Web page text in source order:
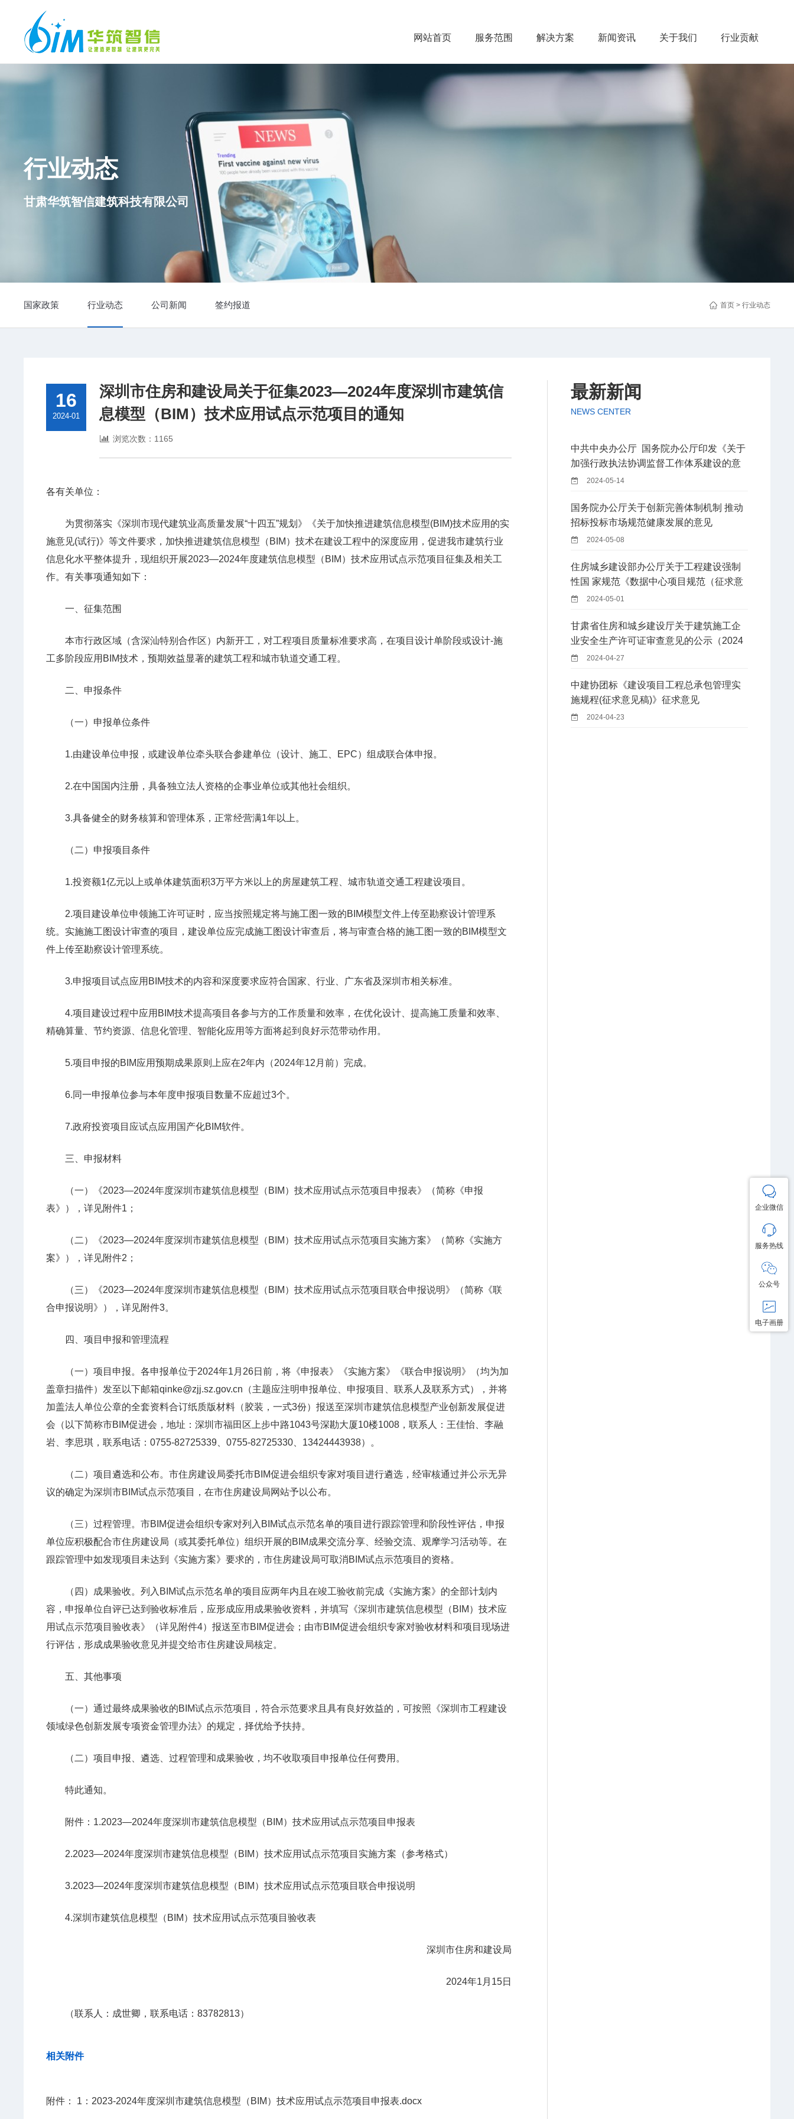
网站首页 服务范围 解决方案 新闻资讯 关于我们 行业贡献
行业动态
甘肃华筑智信建筑科技有限公司
国家政策 行业动态 公司新闻 签约报道 首页> 行业动态
16
2024-01
深圳市住房和建设局关于征集2023—2024年度深圳市建筑信
息模型（BIM）技术应用试点示范项目的通知
浏览次数：1165
各有关单位：
为贯彻落实《深圳市现代建筑业高质量发展“十四五”规划》《关于加快推进建筑信息模型(BIM)技术应用的实
施意见(试行)》等文件要求，加快推进建筑信息模型（BIM）技术在建设工程中的深度应用，促进我市建筑行业
信息化水平整体提升，现组织开展2023—2024年度建筑信息模型（BIM）技术应用试点示范项目征集及相关工
作。有关事项通知如下：
一、征集范围
本市行政区域（含深汕特别合作区）内新开工，对工程项目质量标准要求高，在项目设计单阶段或设计-施
工多阶段应用BIM技术，预期效益显著的建筑工程和城市轨道交通工程。
二、申报条件
（一）申报单位条件
1.由建设单位申报，或建设单位牵头联合参建单位（设计、施工、EPC）组成联合体申报。
2.在中国国内注册，具备独立法人资格的企事业单位或其他社会组织。
3.具备健全的财务核算和管理体系，正常经营满1年以上。
（二）申报项目条件
1.投资额1亿元以上或单体建筑面积3万平方米以上的房屋建筑工程、城市轨道交通工程建设项目。
2.项目建设单位申领施工许可证时，应当按照规定将与施工图一致的BIM模型文件上传至勘察设计管理系
统。实施施工图设计审查的项目，建设单位应完成施工图设计审查后，将与审查合格的施工图一致的BIM模型文
件上传至勘察设计管理系统。
3.申报项目试点应用BIM技术的内容和深度要求应符合国家、行业、广东省及深圳市相关标准。
4.项目建设过程中应用BIM技术提高项目各参与方的工作质量和效率，在优化设计、提高施工质量和效率、
精确算量、节约资源、信息化管理、智能化应用等方面将起到良好示范带动作用。
5.项目申报的BIM应用预期成果原则上应在2年内（2024年12月前）完成。
6.同一申报单位参与本年度申报项目数量不应超过3个。
7.政府投资项目应试点应用国产化BIM软件。
三、申报材料
（一）《2023—2024年度深圳市建筑信息模型（BIM）技术应用试点示范项目申报表》（简称《申报
表》），详见附件1；
（二）《2023—2024年度深圳市建筑信息模型（BIM）技术应用试点示范项目实施方案》（简称《实施方
案》），详见附件2；
（三）《2023—2024年度深圳市建筑信息模型（BIM）技术应用试点示范项目联合申报说明》（简称《联
合申报说明》），详见附件3。
四、项目申报和管理流程
（一）项目申报。各申报单位于2024年1月26日前，将《申报表》《实施方案》《联合申报说明》（均为加
盖章扫描件）发至以下邮箱qinke@zjj.sz.gov.cn（主题应注明申报单位、申报项目、联系人及联系方式），并将
加盖法人单位公章的全套资料合订纸质版材料（胶装，一式3份）报送至深圳市建筑信息模型产业创新发展促进
会（以下简称市BIM促进会，地址：深圳市福田区上步中路1043号深勘大厦10楼1008，联系人：王佳怡、李融
岩、李思琪，联系电话：0755-82725339、0755-82725330、13424443938）。
（二）项目遴选和公布。市住房建设局委托市BIM促进会组织专家对项目进行遴选，经审核通过并公示无异
议的确定为深圳市BIM试点示范项目，在市住房建设局网站予以公布。
（三）过程管理。市BIM促进会组织专家对列入BIM试点示范名单的项目进行跟踪管理和阶段性评估，申报
单位应积极配合市住房建设局（或其委托单位）组织开展的BIM成果交流分享、经验交流、观摩学习活动等。在
跟踪管理中如发现项目未达到《实施方案》要求的，市住房建设局可取消BIM试点示范项目的资格。
（四）成果验收。列入BIM试点示范名单的项目应两年内且在竣工验收前完成《实施方案》的全部计划内
容，申报单位自评已达到验收标准后，应形成应用成果验收资料，并填写《深圳市建筑信息模型（BIM）技术应
用试点示范项目验收表》（详见附件4）报送至市BIM促进会；由市BIM促进会组织专家对验收材料和项目现场进
行评估，形成成果验收意见并提交给市住房建设局核定。
五、其他事项
（一）通过最终成果验收的BIM试点示范项目，符合示范要求且具有良好效益的，可按照《深圳市工程建设
领域绿色创新发展专项资金管理办法》的规定，择优给予扶持。
（二）项目申报、遴选、过程管理和成果验收，均不收取项目申报单位任何费用。
特此通知。
附件：1.2023—2024年度深圳市建筑信息模型（BIM）技术应用试点示范项目申报表
2.2023—2024年度深圳市建筑信息模型（BIM）技术应用试点示范项目实施方案（参考格式）
3.2023—2024年度深圳市建筑信息模型（BIM）技术应用试点示范项目联合申报说明
4.深圳市建筑信息模型（BIM）技术应用试点示范项目验收表
深圳市住房和建设局
2024年1月15日
（联系人：成世卿，联系电话：83782813）
相关附件
附件： 1：2023-2024年度深圳市建筑信息模型（BIM）技术应用试点示范项目申报表.docx
最新新闻
NEWS CENTER
中共中央办公厅 国务院办公厅印发《关于
加强行政执法协调监督工作体系建设的意
见》2024-05-14
国务院办公厅关于创新完善体制机制 推动
招标投标市场规范健康发展的意见
2024-05-08
住房城乡建设部办公厅关于工程建设强制
性国 家规范《数据中心项目规范（征求意
见稿）》 公开征求意见的通知
2024-05-01
甘肃省住房和城乡建设厅关于建筑施工企
业安全生产许可证审查意见的公示（2024
年第17批）
2024-04-27
中建协团标《建设项目工程总承包管理实
施规程(征求意见稿)》征求意见
2024-04-23
企业微信
服务热线
公众号
电子画册